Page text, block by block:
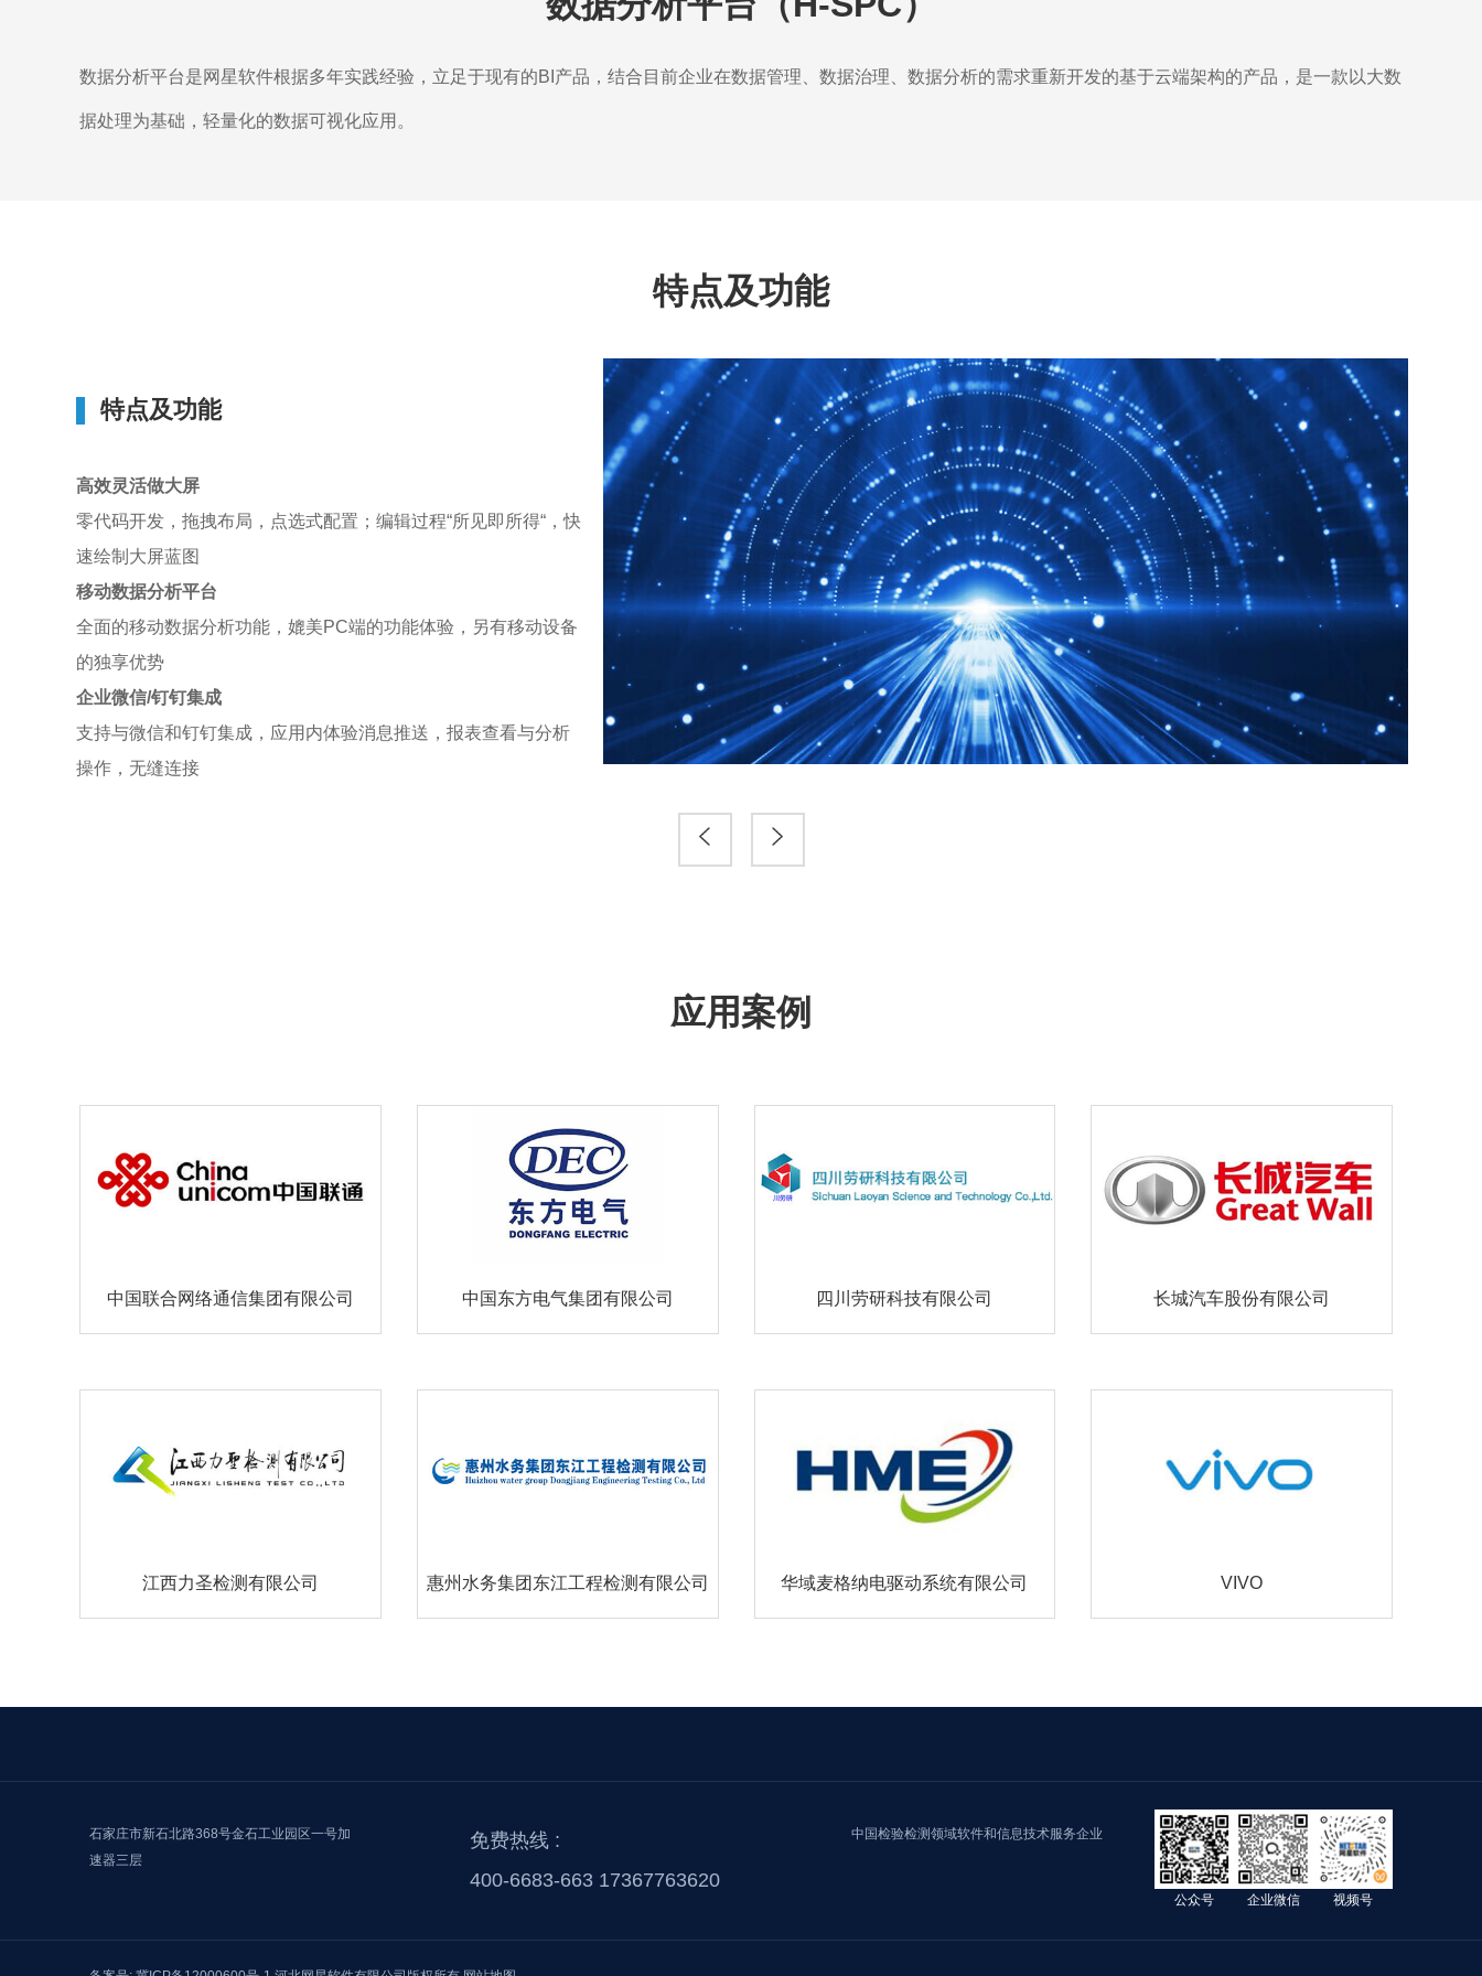
数据分析平台是网星软件根据多年实践经验，立足于现有的BI产品，结合目前企业在数据管理、数据治理、数据分析的需求重新开发的基于云端架构的产品，是一款以大数
据处理为基础，轻量化的数据可视化应用。
特点及功能
高效灵活做大屏
零代码开发，拖拽布局，点选式配置；编辑过程“所见即所得“，快
速绘制大屏蓝图
移动数据分析平台
全面的移动数据分析功能，媲美PC端的功能体验，另有移动设备
的独享优势
企业微信/钉钉集成
支持与微信和钉钉集成，应用内体验消息推送，报表查看与分析
操作，无缝连接
特点及功能
多源数据链接
多源数据链接，助力企业打通数据孤岛，让更多数据应用于经营
分析和业务管控
报表分析
通过参数配置实现报表查询、数据过滤，以及联动、钻取分析
决策报表
组件化拖拽设计，专用于设计可视化程度较高的dashboard驾驶
舱、大屏和移动端报表
中国联合网络通信集团有限公司 中国东方电气集团有限公司 四川劳研科技有限公司 长城汽车股份有限公司
江西力圣检测有限公司 惠州水务集团东江工程检测有限公司 华域麦格纳电驱动系统有限公司 VIVO
石家庄市新石北路368号金石工业园区一号加
速器三层
免费热线 :
400-6683-663 17367763620
中国检验检测领域软件和信息技术服务企业
公众号 企业微信 视频号